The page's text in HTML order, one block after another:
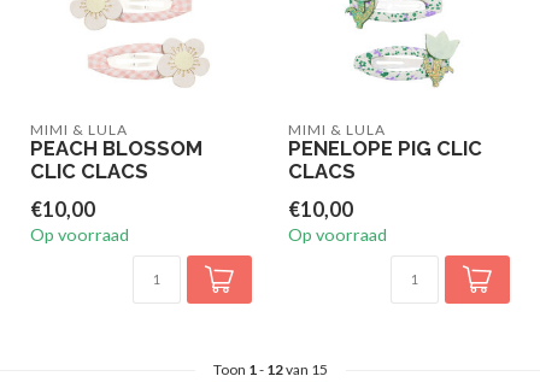
MIMI & LULA
PEACH BLOSSOM
CLIC CLACS
€10,00
Op voorraad
MIMI & LULA
PENELOPE PIG CLIC
CLACS
€10,00
Op voorraad
Toon 1- 12van 15